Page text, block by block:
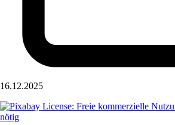
16.12.2025